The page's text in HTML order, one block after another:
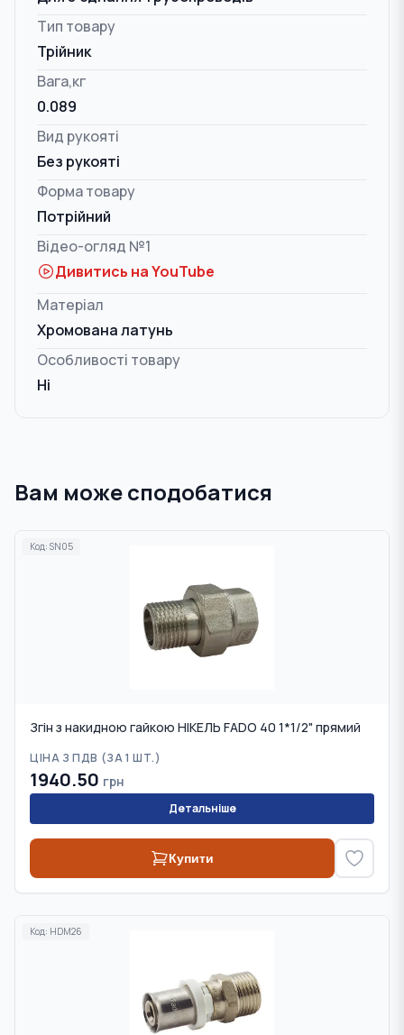
Тип товару
Трійник
Вага,кг
0.089
Вид рукояті
Без рукояті
Форма товару
Потрійний
Відео-огляд №1
Дивитись на YouTube
Матеріал
Хромована латунь
Особливості товару
Ні
Вам може сподобатися
Код: SN05
Згін з накидною гайкою НІКЕЛЬ FADO 40 1*1/2" прямий
ЦІНА З ПДВ (ЗА 1 ШТ.)
1940.50 грн
Детальніше
Купити
Код: HDM26